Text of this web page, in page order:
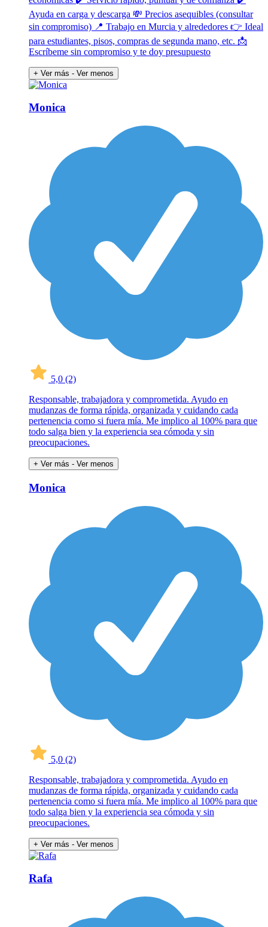
Ayuda en carga y descarga 💸 Precios asequibles (consultar
sin compromiso) 📍 Trabajo en Murcia y alrededores 👉 Ideal
para estudiantes, pisos, compras de segunda mano, etc. 📩
Escríbeme sin compromiso y te doy presupuesto
+ Ver más - Ver menos
Monica
5,0 (2)
Responsable, trabajadora y comprometida. Ayudo en
mudanzas de forma rápida, organizada y cuidando cada
pertenencia como si fuera mía. Me implico al 100% para que
todo salga bien y la experiencia sea cómoda y sin
preocupaciones.
+ Ver más - Ver menos
Monica
5,0 (2)
Responsable, trabajadora y comprometida. Ayudo en
mudanzas de forma rápida, organizada y cuidando cada
pertenencia como si fuera mía. Me implico al 100% para que
todo salga bien y la experiencia sea cómoda y sin
preocupaciones.
+ Ver más - Ver menos
Rafa